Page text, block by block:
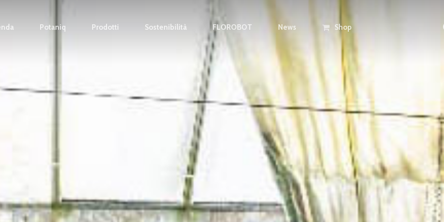
Potaniq Prodotti Sostenibilità FLOROBOT News Shop